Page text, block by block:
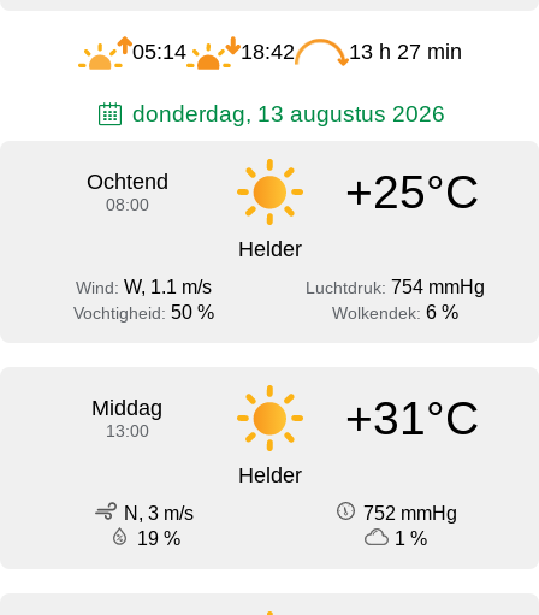
05:14 18:42 13 h 27 min
donderdag, 13 augustus 2026
Ochtend
08:00 +25°C
Helder
Wind: W, 1.1 m/s Luchtdruk: 754 mmHg
Vochtigheid: 50 % Wolkendek: 6 %
Middag
13:00 +31°C
Helder
N, 3 m/s
752 mmHg
19 %
1 %